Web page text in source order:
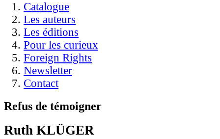
Catalogue
Les auteurs
Les éditions
Pour les curieux
Foreign Rights
Newsletter
Contact
Refus de témoigner
Ruth KLÜGER